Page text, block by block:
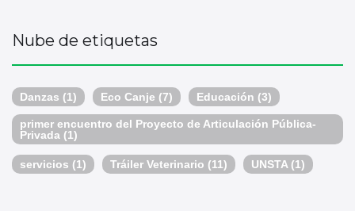
Nube de etiquetas
Danzas (1) Eco Canje (7) Educación (3)
primer encuentro del Proyecto de Articulación Pública-
Privada (1)
servicios (1) Tráiler Veterinario (11) UNSTA (1)